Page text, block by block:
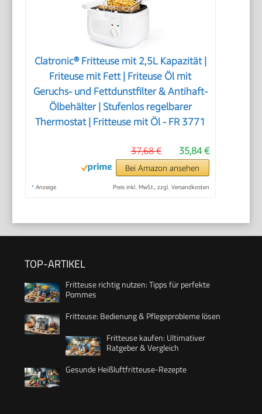
Clatronic® Fritteuse mit 2,5L Kapazität |
Friteuse mit Fett | Friteuse Öl mit
Geruchs- und Fettdunstfilter & Antihaft-
Ölbehälter | Stufenlos regelbarer
Thermostat | Fritteuse mit Öl - FR 3771
35,84 €
37,68 €
Bei Amazon ansehen
* Anzeige Preis inkl. MwSt., zzgl. Versandkosten
TOP-ARTIKEL
Fritteuse richtig nutzen: Tipps für perfekte
Pommes
Fritteuse: Bedienung & Pflegeprobleme lösen
Fritteuse kaufen: Ultimativer
Ratgeber & Vergleich
Gesunde Heißluftfritteuse-Rezepte